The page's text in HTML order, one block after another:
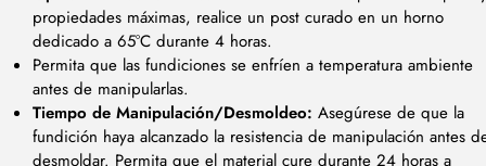
propiedades máximas, realice un post curado en un horno
dedicado a 65°C durante 4 horas.
Permita que las fundiciones se enfríen a temperatura ambiente
antes de manipularlas.
Tiempo de Manipulación/Desmoldeo: Asegúrese de que la
fundición haya alcanzado la resistencia de manipulación antes
desmoldar. Permita que el material cure durante 24 horas a